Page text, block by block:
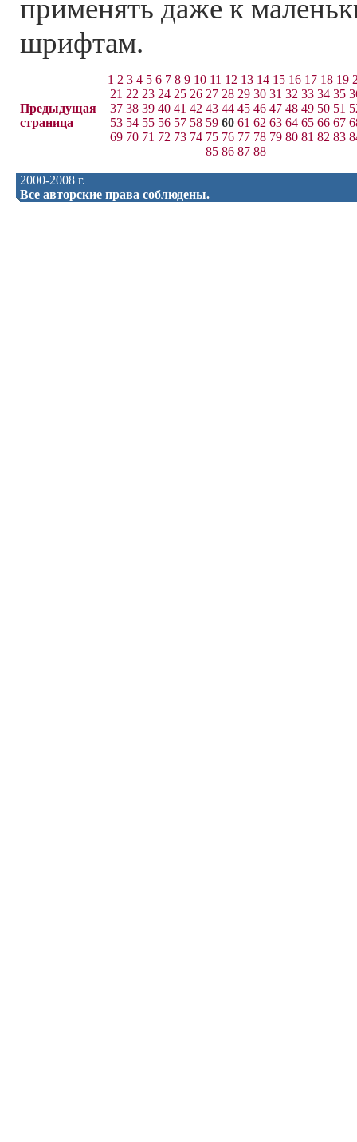
применять даже к
шрифтам.
Предыдущая
страница
1 2 3 4 5 6 7 8 9 10 11 12 13 14 15 16 17 18 19
21 22 23 24 25 26 27 28 29 30 31 32 33 34 35
37 38 39 40 41 42 43 44 45 46 47 48 49 50 51
53 54 55 56 57 58 59 60 61 62 63 64 65 66 67
69 70 71 72 73 74 75 76 77 78 79 80 81 82 83
85 86 87 88
2000-2008 г.
Все авторские права соблюдены.